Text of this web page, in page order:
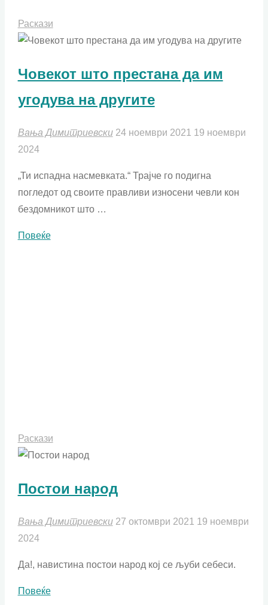
Раскази
Човекот што престана да им
угодува на другите
Вања Димитриевски 24 ноември 2021 19 ноември
2024
„Ти испадна насмевката.“ Трајче го подигна
погледот од своите правливи износени чевли кон
бездомникот што …
Повеќе"Човекот
Раскази
Постои народ
Вања Димитриевски 27 октомври 2021 19 ноември
2024
Да!, навистина постои народ кој се љуби себеси.
Повеќе"Постои